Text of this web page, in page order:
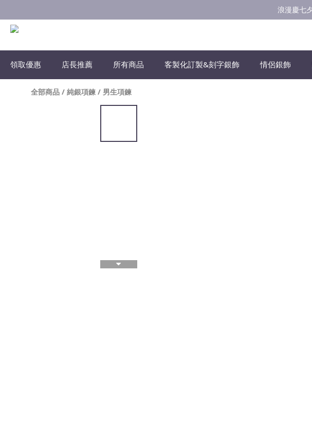
點此加
浪漫慶七
領取優惠 店長推薦 所有商品 客製化訂製&刻字銀飾 情侶銀飾
全部商品 / 純銀項鍊 / 男生項鍊